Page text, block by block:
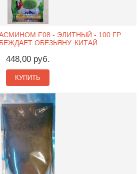
F08 - ЭЛИТНЫЙ - 100 ГР.
ОБЕЗЬЯНУ. КИТАЙ.
448,00 руб.
КУПИТЬ